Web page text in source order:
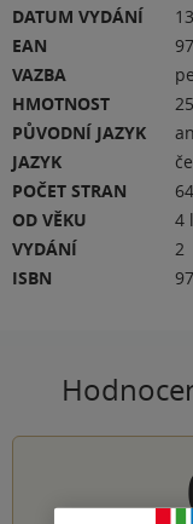
DATUM VYDÁNÍ
EAN
VAZBA
HMOTNOST
PŮVODNÍ JAZYK
JAZYK
POČET STRAN
64
OD VĚKU
4
VYDÁNÍ
2
ISBN